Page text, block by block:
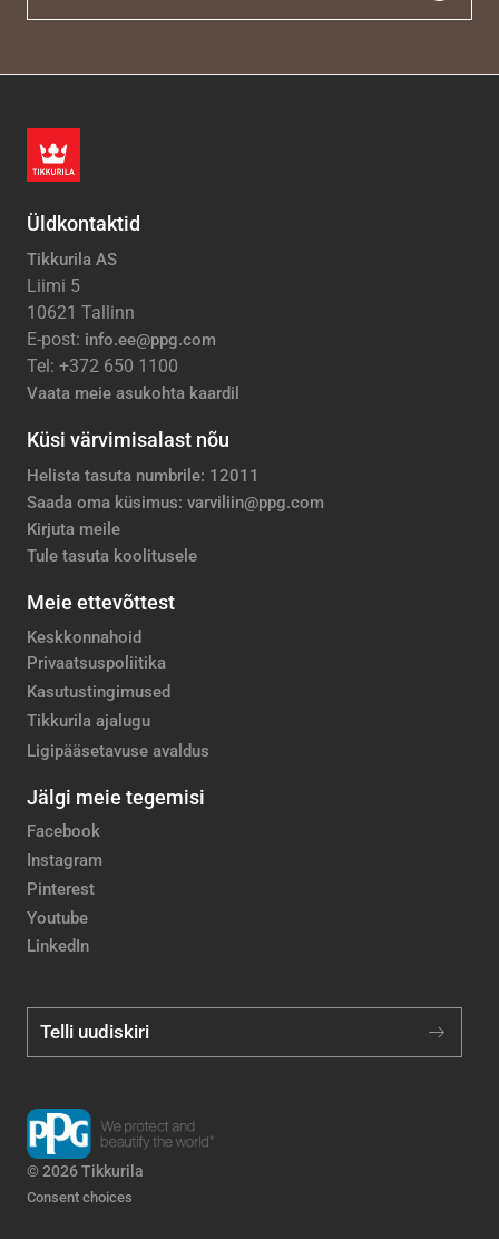
Üldkontaktid
Tikkurila AS
Liimi 5
10621 Tallinn
E-post: info.ee@ppg.com
Tel: +372 650 1100
Vaata meie asukohta kaardil
Küsi värvimisalast nõu
Helista tasuta numbrile: 12011
Saada oma küsimus: varviliin@ppg.com
Kirjuta meile
Tule tasuta koolitusele
Meie ettevõttest
Keskkonnahoid
Privaatsuspoliitika
Kasutustingimused
Tikkurila ajalugu
Ligipääsetavuse avaldus
Jälgi meie tegemisi
Facebook
Instagram
Pinterest
Youtube
LinkedIn
Telli uudiskiri
© 2026 Tikkurila
Consent choices